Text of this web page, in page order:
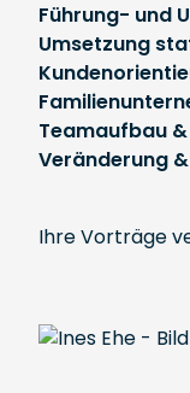
Führung- und
Umsetzung
Teamaufbau
Veränderung
Ihre Vorträge